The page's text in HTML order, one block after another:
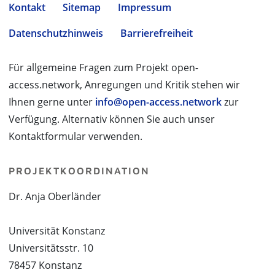
Kontakt Sitemap
Impressum
Datenschutzhinweis
Barrierefreiheit
Für allgemeine Fragen zum Projekt open-
access.network, Anregungen und Kritik stehen wir
Ihnen gerne unter info@open-access.networkzur
Verfügung. Alternativ können Sie auch unser
Kontaktformular verwenden.
PROJEKTKOORDINATION
Dr. Anja Oberländer
Universität Konstanz
Universitätsstr. 10
78457 Konstanz